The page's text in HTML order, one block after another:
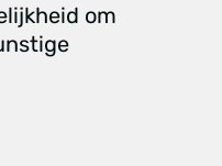
om